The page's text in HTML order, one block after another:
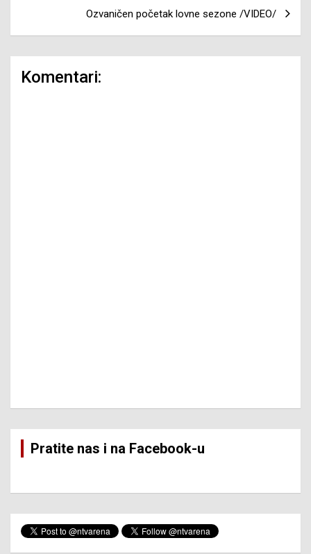
Ozvaničen početak lovne sezone /VIDEO/
Komentari:
Pratite nas i na Facebook-u